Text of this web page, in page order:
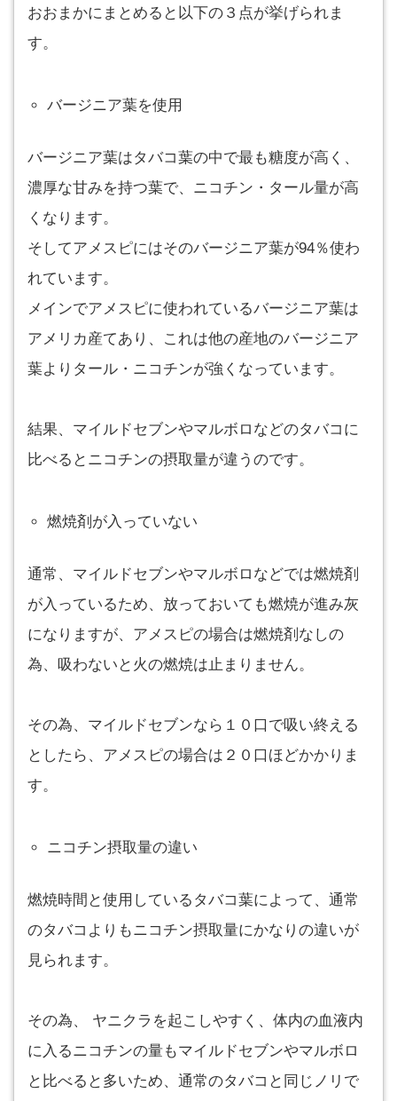
おおまかにまとめると以下の３点が挙げられま
す。
バージニア葉を使用
バージニア葉はタバコ葉の中で最も糖度が高く、
濃厚な甘みを持つ葉で、ニコチン・タール量が高
くなります。
そしてアメスピにはそのバージニア葉が94％使わ
れています。
メインでアメスピに使われているバージニア葉は
アメリカ産てあり、これは他の産地のバージニア
葉よりタール・ニコチンが強くなっています。
結果、マイルドセブンやマルボロなどのタバコに
比べるとニコチンの摂取量が違うのです。
燃焼剤が入っていない
通常、マイルドセブンやマルボロなどでは燃焼剤
が入っているため、放っておいても燃焼が進み灰
になりますが、アメスピの場合は燃焼剤なしの
為、吸わないと火の燃焼は止まりません。
その為、マイルドセブンなら１０口で吸い終える
としたら、アメスピの場合は２０口ほどかかりま
す。
ニコチン摂取量の違い
燃焼時間と使用しているタバコ葉によって、通常
のタバコよりもニコチン摂取量にかなりの違いが
見られます。
その為、 ヤニクラを起こしやすく、体内の血液内
に入るニコチンの量もマイルドセブンやマルボロ
と比べると多いため、通常のタバコと同じノリで